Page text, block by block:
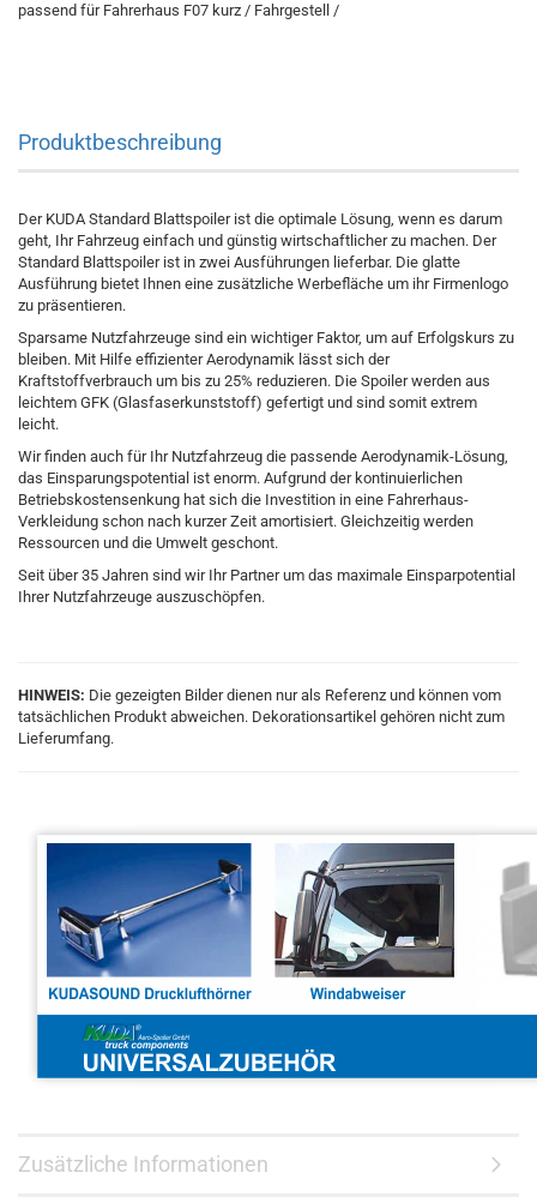
passend für Fahrerhaus F07 kurz / Fahrgestell /
Produktbeschreibung
Der KUDA Standard Blattspoiler ist die optimale Lösung, wenn es darum
geht, Ihr Fahrzeug einfach und günstig wirtschaftlicher zu machen. Der
Standard Blattspoiler ist in zwei Ausführungen lieferbar. Die glatte
Ausführung bietet Ihnen eine zusätzliche Werbefläche um ihr Firmenlogo
zu präsentieren.
Sparsame Nutzfahrzeuge sind ein wichtiger Faktor, um auf Erfolgskurs zu
bleiben. Mit Hilfe effizienter Aerodynamik lässt sich der
Kraftstoffverbrauch um bis zu 25% reduzieren. Die Spoiler werden aus
leichtem GFK (Glasfaserkunststoff) gefertigt und sind somit extrem
leicht.
Wir finden auch für Ihr Nutzfahrzeug die passende Aerodynamik-Lösung,
das Einsparungspotential ist enorm. Aufgrund der kontinuierlichen
Betriebskostensenkung hat sich die Investition in eine Fahrerhaus-
Verkleidung schon nach kurzer Zeit amortisiert. Gleichzeitig werden
Ressourcen und die Umwelt geschont.
Seit über 35 Jahren sind wir Ihr Partner um das maximale Einsparpotential
Ihrer Nutzfahrzeuge auszuschöpfen.
HINWEIS: Die gezeigten Bilder dienen nur als Referenz und können vom
tatsächlichen Produkt abweichen. Dekorationsartikel gehören nicht zum
Lieferumfang.
Zusätzliche Informationen